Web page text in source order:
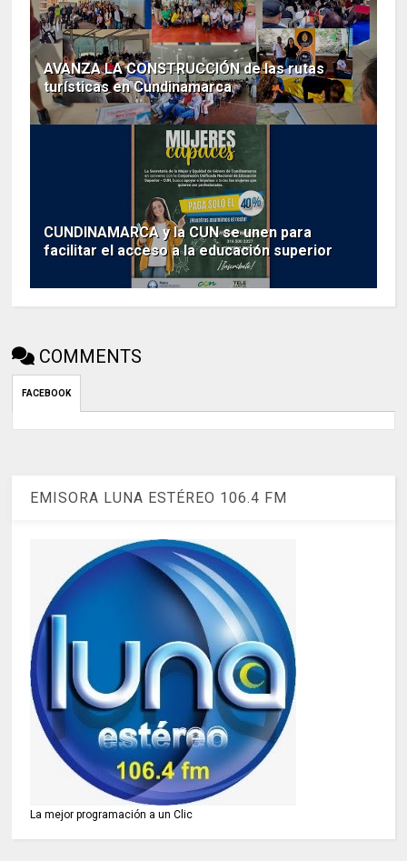
AVANZA LA CONSTRUCCIÓN de las rutas
turísticas en Cundinamarca
CUNDINAMARCA y la CUN se unen para
facilitar el acceso a la educación superior
COMMENTS
FACEBOOK
EMISORA LUNA ESTÉREO 106.4 FM
La mejor programación a un Clic